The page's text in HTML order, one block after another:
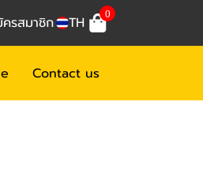
รสมาชิก TH 0
Contact us